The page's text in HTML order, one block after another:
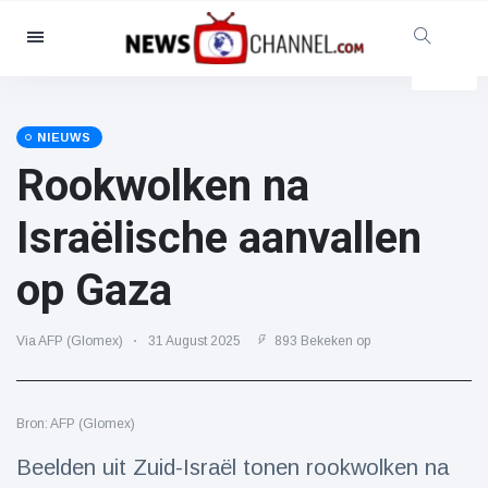
Categorieën
Maatschappelijk & Leuk
Bioscoop & TV
(81)
Beroemdheden
(13938)
Mode & Schoonheid
Auto's & Motor
Eten & drinken
Levensstijl
Gezondheid & Fitness
(73)
NIEUWS
Rookwolken na
Israëlische aanvallen
op Gaza
Via AFP (Glomex) 31 August 2025 893 Bekeken op
Bron: AFP (Glomex)
Beelden uit Zuid-Israël tonen rookwolken na